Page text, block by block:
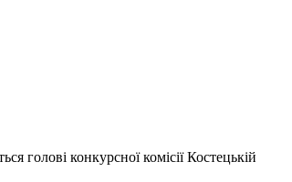
голові конкурсної комісії Костецькій